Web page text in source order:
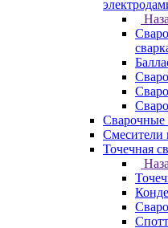
Сварочные
Смесители
Точечная